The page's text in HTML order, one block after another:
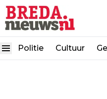
Politie Cultuur